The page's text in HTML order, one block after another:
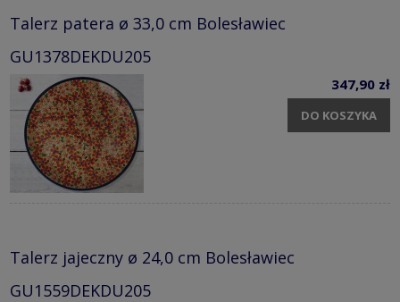
Talerz patera ø 33,0 cm Bolesławiec
GU1378DEKDU205
347,90 zł
DO KOSZYKA
Talerz jajeczny ø 24,0 cm Bolesławiec
GU1559DEKDU205